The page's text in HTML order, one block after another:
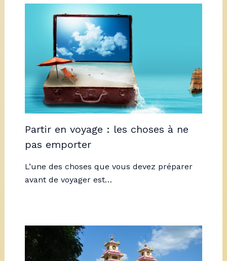
Partir en voyage : les choses à ne
pas emporter
L’une des choses que vous devez préparer
avant de voyager est…